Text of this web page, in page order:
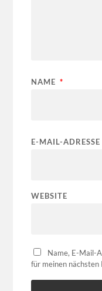
NAME *
E-MAIL-ADRESSE
WEBSITE
Name, E-Mail-
für meinen nächsten